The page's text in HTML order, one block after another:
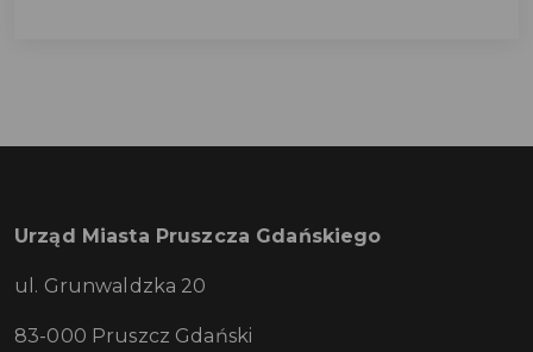
Urząd Miasta Pruszcza Gdańskiego
ul. Grunwaldzka 20
83-000 Pruszcz Gdański